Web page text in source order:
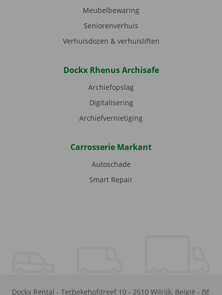
Meubelbewaring
Seniorenverhuis
Verhuisdozen & verhuisliften
Dockx Rhenus Archisafe
Archiefopslag
Digitalisering
Archiefvernietiging
Carrosserie Markant
Autoschade
Smart Repair
Dockx Rental - Terbekehofdreef 10 - 2610 Wilrijk, België - BE